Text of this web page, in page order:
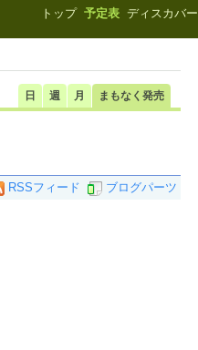
トップ 予定表 ディスカバー
日 週 月 まもなく発売
RSSフィード ブログパーツ